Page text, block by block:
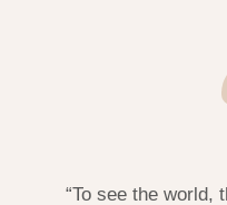
“To see the world,